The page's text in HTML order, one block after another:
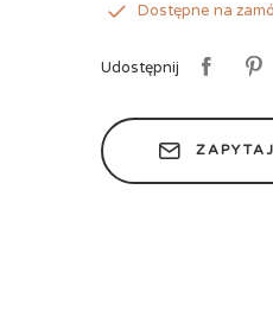
Dostępne na
Udostępnij